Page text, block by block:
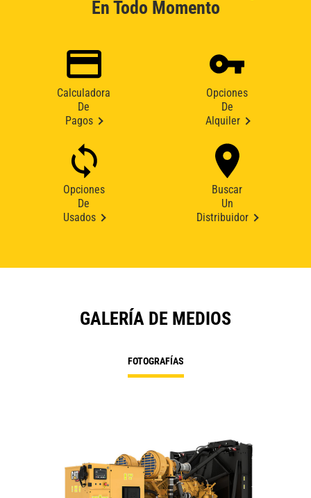
En Todo Momento
Calculadora
De
Pagos
Opciones
De
Alquiler
Opciones
De
Usados
Buscar
Un
Distribuidor
GALERÍA DE MEDIOS
FOTOGRAFÍAS